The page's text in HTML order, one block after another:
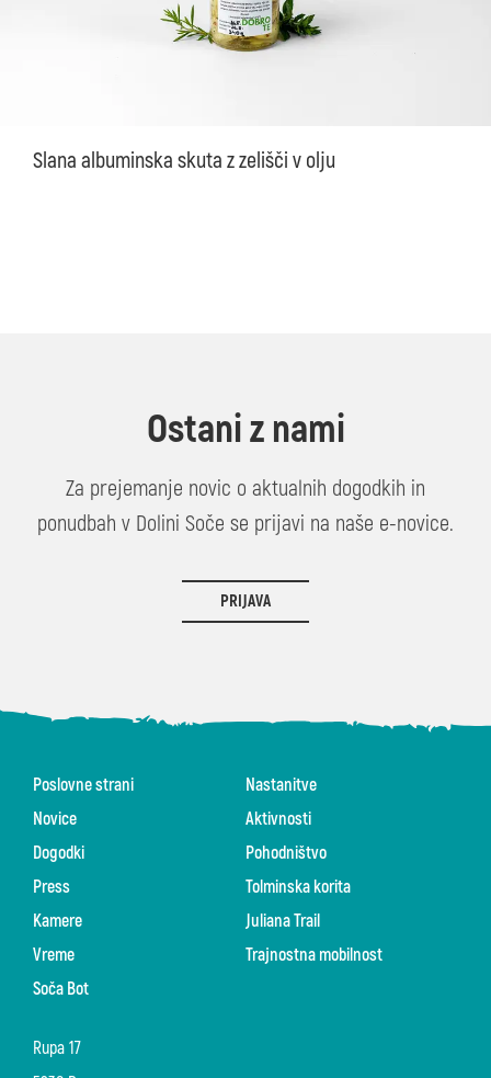
Slana albuminska skuta z zelišči v olju
Ostani z nami
Za prejemanje novic o aktualnih dogodkih in
ponudbah v Dolini Soče se prijavi na naše e-novice.
PRIJAVA
Rupa 17
Poslovne strani
Novice
Dogodki
Press
Kamere
Vreme
Soča Bot
Nastanitve
Aktivnosti
Pohodništvo
Tolminska korita
Juliana Trail
Trajnostna mobilnost